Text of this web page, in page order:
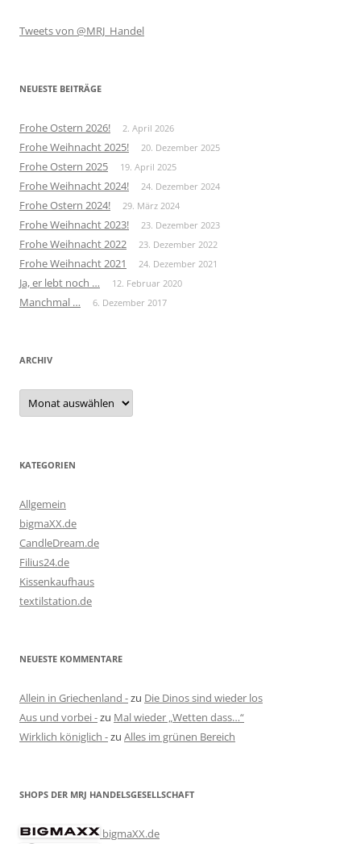
Tweets von @MRJ_Handel
NEUESTE BEITRÄGE
Frohe Ostern 2026! 2. April 2026
Frohe Weihnacht 2025! 20. Dezember 2025
Frohe Ostern 2025 19. April 2025
Frohe Weihnacht 2024! 24. Dezember 2024
Frohe Ostern 2024! 29. März 2024
Frohe Weihnacht 2023! 23. Dezember 2023
Frohe Weihnacht 2022 23. Dezember 2022
Frohe Weihnacht 2021 24. Dezember 2021
Ja, er lebt noch … 12. Februar 2020
Manchmal … 6. Dezember 2017
ARCHIV
Archiv
KATEGORIEN
Allgemein
bigmaXX.de
CandleDream.de
Filius24.de
Kissenkaufhaus
textilstation.de
NEUESTE KOMMENTARE
Allein in Griechenland -zu Die Dinos sind wieder los
Aus und vorbei -zu Mal wieder „Wetten dass…“
Wirklich königlich -zu Alles im grünen Bereich
SHOPS DER MRJ HANDELSGESELLSCHAFT
bigmaXX.de